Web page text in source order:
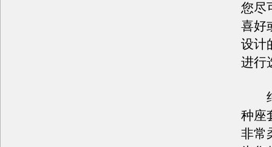
您尽
喜好
设计
进行
纯
种座
非常